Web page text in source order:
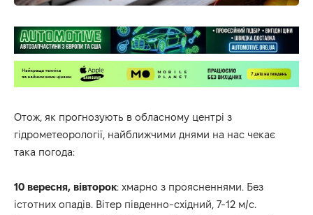
Отож, як прогнозують в обласному центрі з
гідрометеорології, найближчими днями на нас чекає
така погода:
10 вересня, вівторок: хмарно з проясненнями. Без
істотних опадів. Вітер південно-східний, 7-12 м/с.